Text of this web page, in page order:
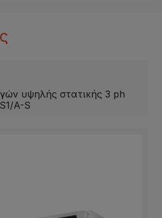
υψηλής στατικής 3 ph
A-S